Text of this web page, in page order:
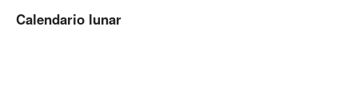
Calendario lunar